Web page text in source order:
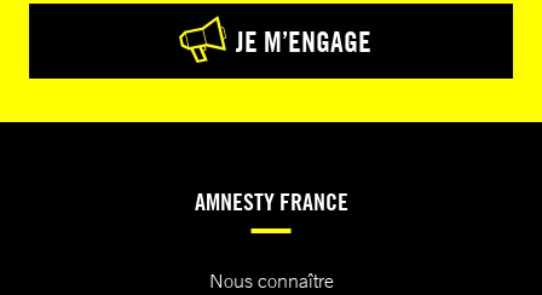
JE M’ENGAGE
AMNESTY FRANCE
Nous connaître